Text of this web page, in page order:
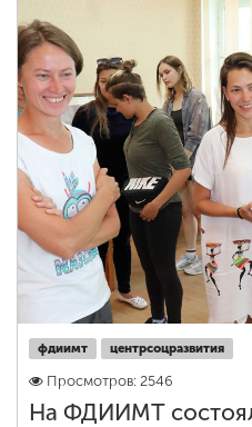
ENG
Приемная
комиссия
+7 (831) 262-26-20
фдиимт центрсоцразвития
Просмотров: 2546
На ФДИИМТ